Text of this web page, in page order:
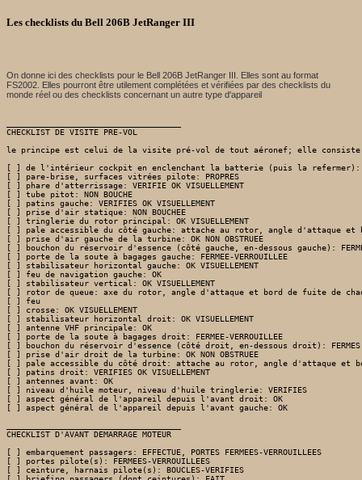
Les checklists du Bell 206B JetRanger III
On donne ici des checklists pour le Bell 206B JetRanger III. Elles sont au format
FS2002. Elles pourront être utilement complétées et vérifiées par des checklists du
monde réel ou des checklists concernant un autre type d'appareil
CHECKLIST DE VISITE PRE-VOL
le principe est celui de la visite pré-vol de tout aéronef; elle consiste
[ ] de l'intérieur cockpit en enclenchant la batterie (puis la refermer):
[ ] pare-brise, surfaces vitrées pilote: PROPRES
[ ] phare d'atterrissage: VERIFIE OK VISUELLEMENT
[ ] tube pitot: NON BOUCHE
[ ] patins gauche: VERIFIES OK VISUELLEMENT
[ ] prise d'air statique: NON BOUCHEE
[ ] tringlerie du rotor principal: OK VISUELLEMENT
[ ] pale accessible du côté gauche: attache au rotor, angle d'attaque et
[ ] prise d'air gauche de la turbine: OK NON OBSTRUEE
[ ] bouchon du réservoir d'essence (côté gauche, en-dessous gauche):
[ ] porte de la soute à bagages gauche: FERMEE-VERROUILLEE
[ ] stabilisateur horizontal gauche: OK VISUELLEMENT
[ ] feu de navigation gauche: OK
[ ] stabilisateur vertical: OK VISUELLEMENT
[ ] rotor de queue: axe du rotor, angle d'attaque et bord de fuite de chaque
[ ] feu
[ ] crosse: OK VISUELLEMENT
[ ] stabilisateur horizontal droit: OK VISUELLEMENT
[ ] antenne VHF principale: OK
[ ] porte de la soute à bagages droit: FERMEE-VERROUILLEE
[ ] bouchon du réservoir d'essence (côté droit, en-dessous droit): FERMES
[ ] prise d'air droit de la turbine: OK NON OBSTRUEE
[ ] pale accessible du côté droit: attache au rotor, angle d'attaque et bord
[ ] patins droit: VERIFIES OK VISUELLEMENT
[ ] antennes avant: OK
[ ] niveau d'huile moteur, niveau d'huile tringlerie: VERIFIES
[ ] aspect général de l'appareil depuis l'avant droit: OK
[ ] aspect général de l'appareil depuis l'avant gauche: OK
CHECKLIST D'AVANT DEMARRAGE MOTEUR
[ ] embarquement passagers: EFFECTUE, PORTES FERMEES-VERROUILLEES
[ ] portes pilote(s): FERMEES-VERROUILLEES
[ ] ceinture, harnais pilote(s): BOUCLES-VERIFIES